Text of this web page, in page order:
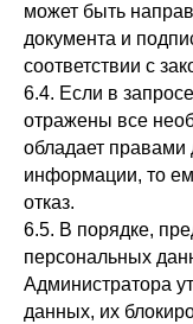
может быть
документа и
соответствии с
6.4. Если в
отражены все
обладает правами
информации, то
отказ.
6.5. В порядке,
персональных
Администратора
данных, их